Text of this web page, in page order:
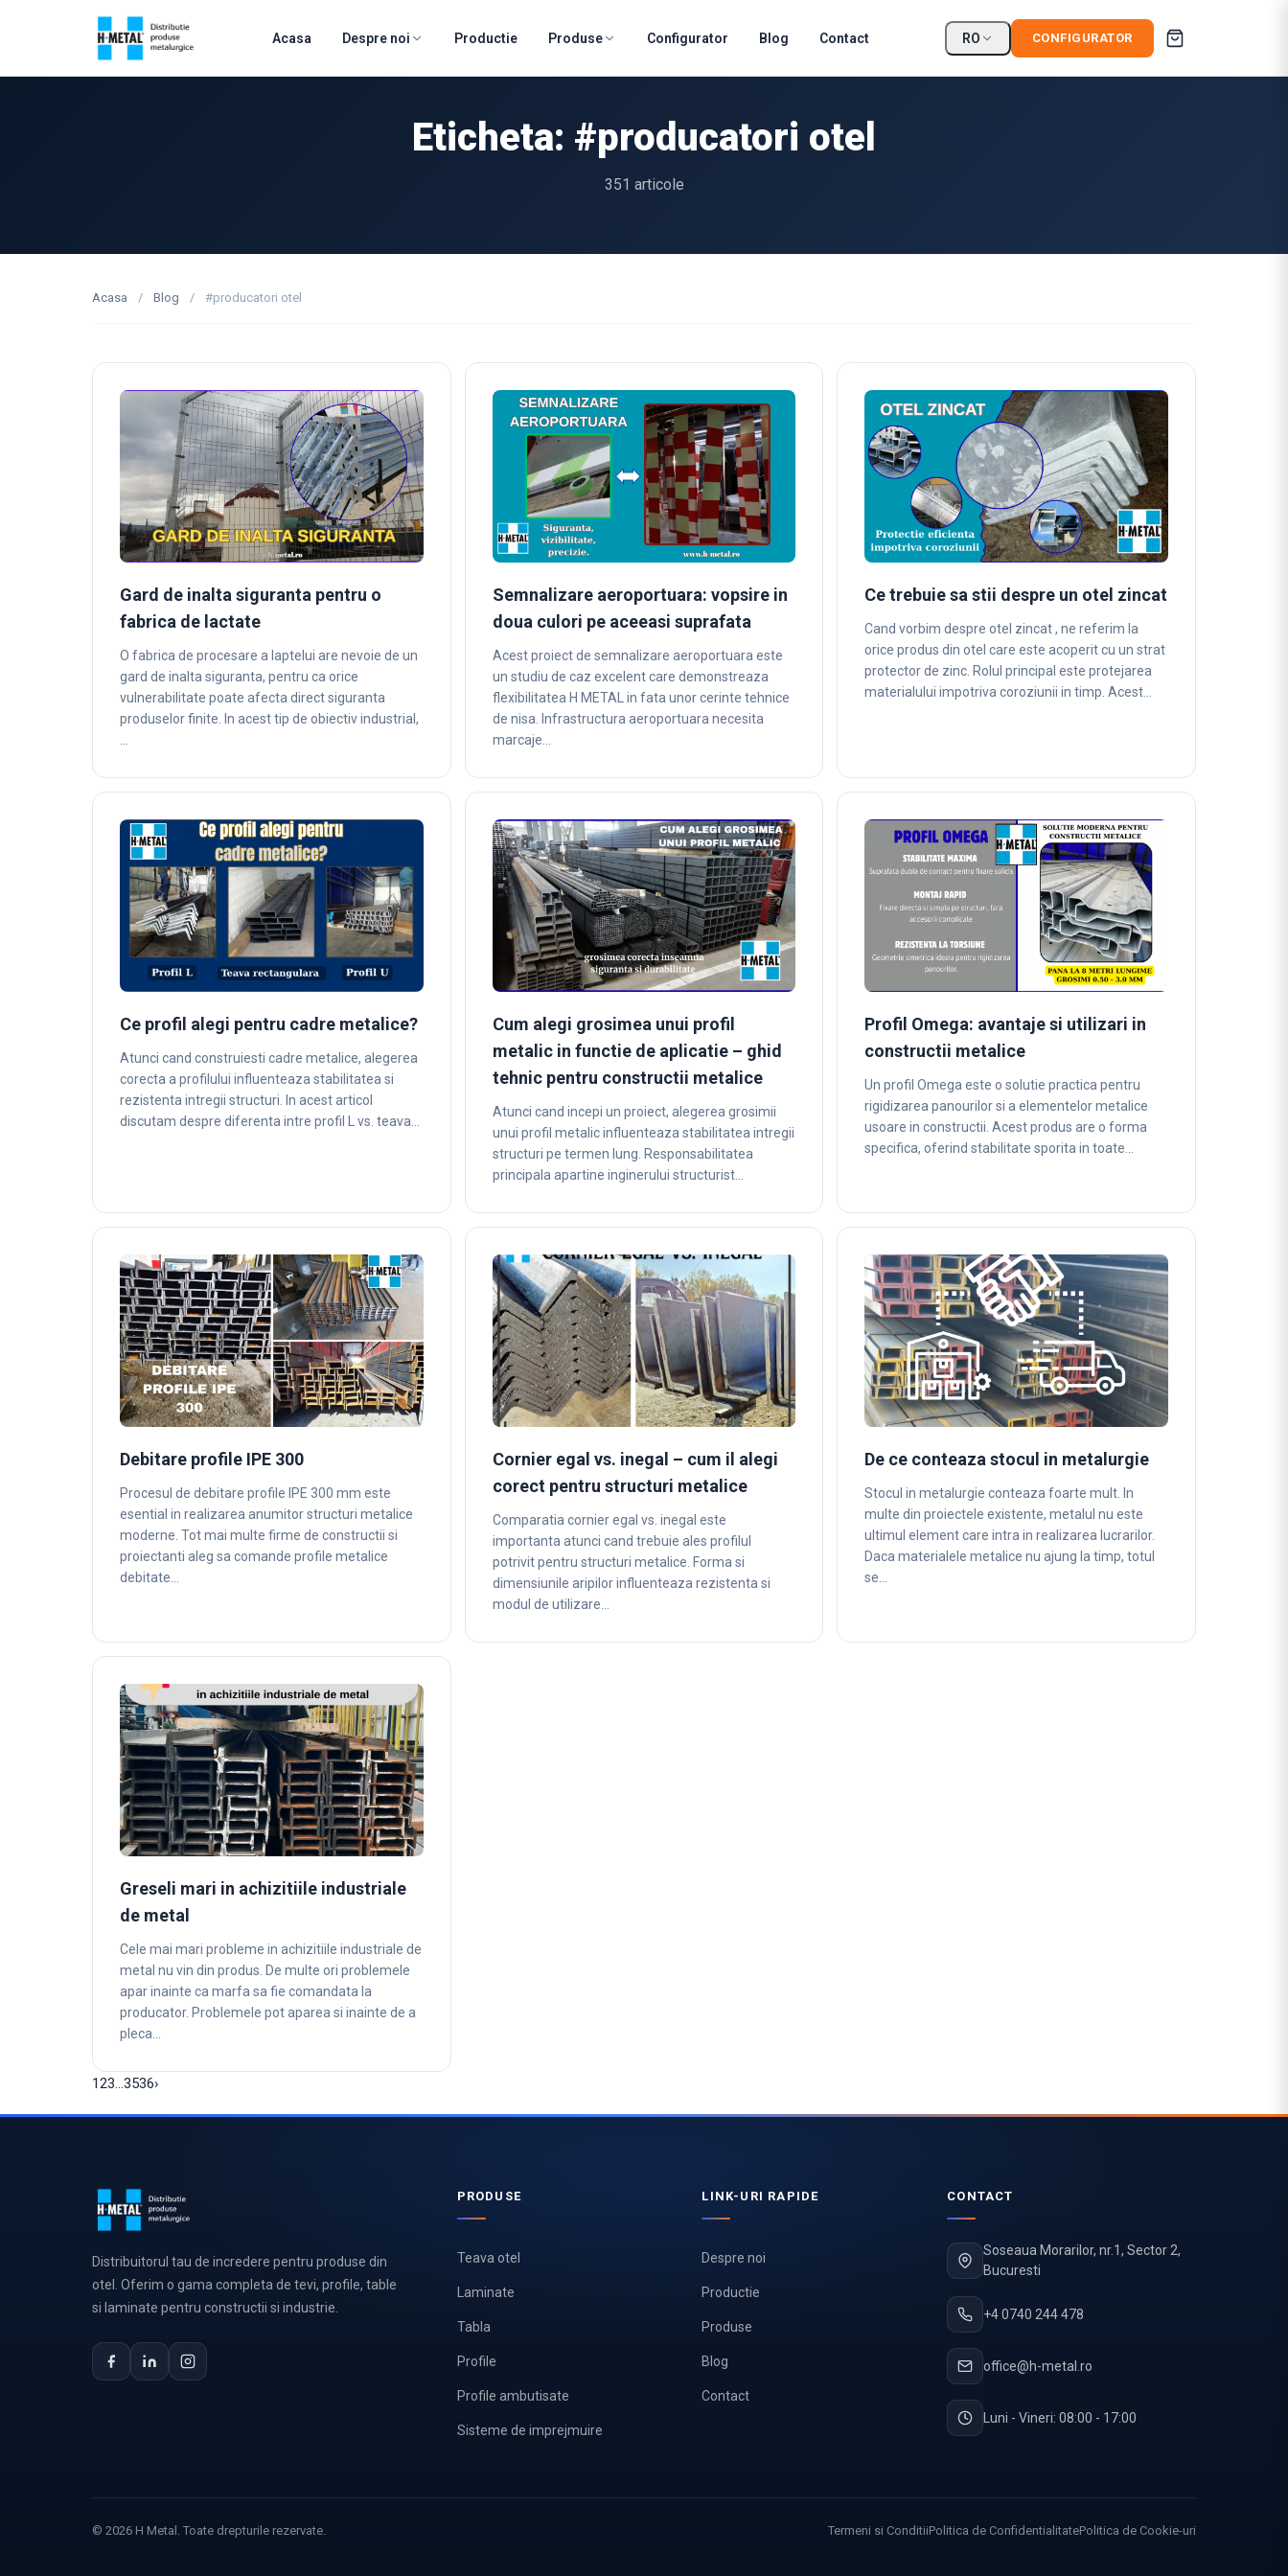
Acasa Despre noi Productie Produse Configurator Blog Contact RO CONFIGURATOR
Eticheta: #producatori otel
351 articole
Acasa / Blog / #producatori otel
Gard de inalta siguranta pentru o
fabrica de lactate
O fabrica de procesare a laptelui are nevoie de un
gard de inalta siguranta, pentru ca orice
vulnerabilitate poate afecta direct siguranta
produselor finite. In acest tip de obiectiv industrial,
Semnalizare aeroportuara: vopsire in
doua culori pe aceeasi suprafata
Acest proiect de semnalizare aeroportuara este
un studiu de caz excelent care demonstreaza
flexibilitatea H METAL in fata unor cerinte tehnice
de nisa. Infrastructura aeroportuara necesita
marcaje…
Ce trebuie sa stii despre un otel zincat
Cand vorbim despre otel zincat , ne referim la
orice produs din otel care este acoperit cu un strat
protector de zinc. Rolul principal este protejarea
materialului impotriva coroziunii in timp. Acest…
Ce profil alegi pentru cadre metalice?
Atunci cand construiesti cadre metalice, alegerea
corecta a profilului influenteaza stabilitatea si
rezistenta intregii structuri. In acest articol
discutam despre diferenta intre profil L vs. teava…
Cum alegi grosimea unui profil
metalic in functie de aplicatie – ghid
tehnic pentru constructii metalice
Atunci cand incepi un proiect, alegerea grosimii
unui profil metalic influenteaza stabilitatea intregii
structuri pe termen lung. Responsabilitatea
principala apartine inginerului structurist…
Profil Omega: avantaje si utilizari in
constructii metalice
Un profil Omega este o solutie practica pentru
rigidizarea panourilor si a elementelor metalice
usoare in constructii. Acest produs are o forma
specifica, oferind stabilitate sporita in toate…
Debitare profile IPE 300
Procesul de debitare profile IPE 300 mm este
esential in realizarea anumitor structuri metalice
moderne. Tot mai multe firme de constructii si
proiectanti aleg sa comande profile metalice
debitate…
Cornier egal vs. inegal – cum il alegi
corect pentru structuri metalice
Comparatia cornier egal vs. inegal este
importanta atunci cand trebuie ales profilul
potrivit pentru structuri metalice. Forma si
dimensiunile aripilor influenteaza rezistenta si
modul de utilizare…
De ce conteaza stocul in metalurgie
Stocul in metalurgie conteaza foarte mult. In
multe din proiectele existente, metalul nu este
ultimul element care intra in realizarea lucrarilor.
Daca materialele metalice nu ajung la timp, totul
se…
Greseli mari in achizitiile industriale
de metal
Cele mai mari probleme in achizitiile industriale de
metal nu vin din produs. De multe ori problemele
apar inainte ca marfa sa fie comandata la
producator. Problemele pot aparea si inainte de a
pleca…
123…3536›
Distribuitorul tau de incredere pentru produse din
otel. Oferim o gama completa de tevi, profile, table
si laminate pentru constructii si industrie.
PRODUSE
Teava otel
Laminate
Tabla
Profile
Profile ambutisate
Sisteme de imprejmuire
LINK-URI RAPIDE
Despre noi
Productie
Produse
Blog
Contact
CONTACT
Soseaua Morarilor, nr.1, Sector 2,
Bucuresti
+4 0740 244 478
office@h-metal.ro
Luni - Vineri: 08:00 - 17:00
© 2026 H Metal. Toate drepturile rezervate. Termeni si ConditiiPolitica de ConfidentialitatePolitica de Cookie-uri